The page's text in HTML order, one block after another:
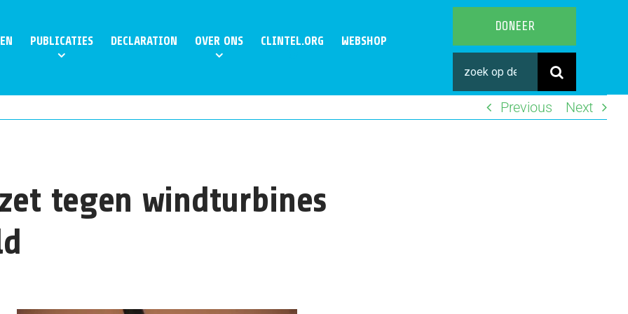
PUBLICATIES DECLARATION OVER ONS CLINTEL.ORG WEBSHOP
DONEER
Search
for:
Previous
Next
tegen windturbines